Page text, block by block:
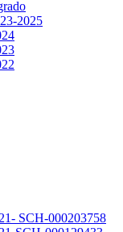
2025
SCH-000203758